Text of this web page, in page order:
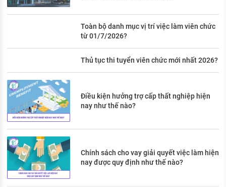
Toàn bộ danh mục vị trí việc làm viên chức
từ 01/7/2026?
Thủ tục thi tuyển viên chức mới nhất 2026?
Điều kiện hưởng trợ cấp thất nghiệp hiện
nay như thế nào?
Chính sách cho vay giải quyết việc làm hiện
nay được quy định như thế nào?